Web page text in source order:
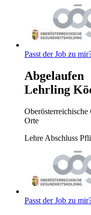
Passt der Job zu
Abgelaufen
Lehrling
Orte
Lehre Abschluss
Passt der Job zu